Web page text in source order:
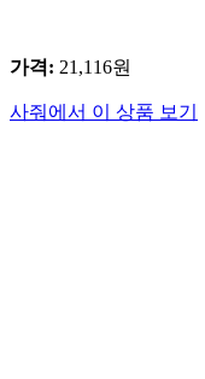
가격: 21,116원
사줘에서 이 상품 보기